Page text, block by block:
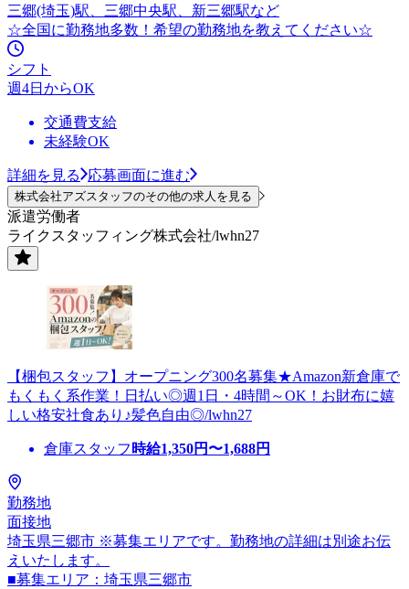
三郷(埼玉)駅、三郷中央駅、新三郷駅など
☆全国に勤務地多数！希望の勤務地を教えてください☆
シフト
週4日からOK
交通費支給
未経験OK
詳細を見る 応募画面に進む
株式会社アズスタッフのその他の求人を見る
派遣労働者
ライクスタッフィング株式会社/lwhn27
【梱包スタッフ】オープニング300名募集★Amazon新倉庫で
もくもく系作業！日払い◎週1日・4時間～OK！お財布に嬉
しい格安社食あり♪髪色自由◎/lwhn27
倉庫スタッフ 時給1,350円〜1,688円
勤務地
面接地
埼玉県三郷市 ※募集エリアです。勤務地の詳細は別途お伝
えいたします。
■募集エリア：埼玉県三郷市